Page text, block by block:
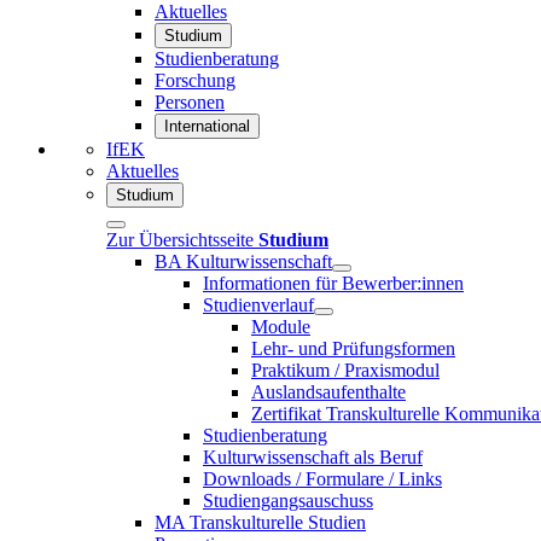
Aktuelles
Studium
Studienberatung
Forschung
Personen
International
IfEK
Aktuelles
Studium
Zur Übersichtsseite Studium
BA Kulturwissenschaft
Informationen für Bewerber:innen
Studienverlauf
Module
Lehr- und Prüfungsformen
Praktikum / Praxismodul
Auslandsaufenthalte
Zertifikat Transkulturelle
Studienberatung
Kulturwissenschaft als Beruf
Downloads / Formulare / Links
Studiengangsauschuss
MA Transkulturelle Studien